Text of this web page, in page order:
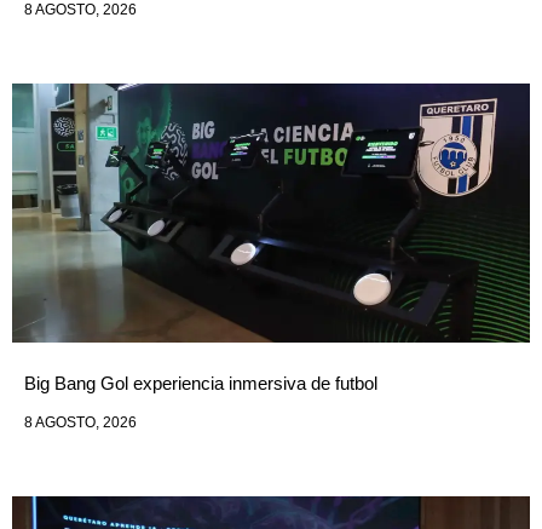
8 AGOSTO, 2026
Big Bang Gol experiencia inmersiva de futbol
8 AGOSTO, 2026